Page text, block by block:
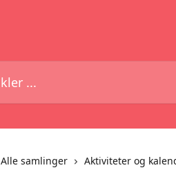
Alle samlinger Aktiviteter og